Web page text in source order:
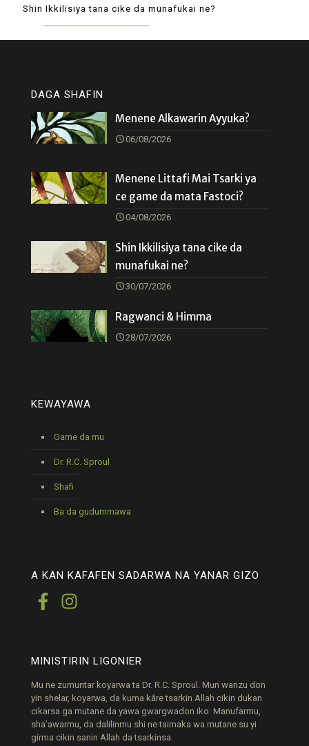
Shin Ikkilisiya tana cike da munafukai ne?
DAGA SHAFIN
Menene Alkawarin Ayyuka?
06/08/2026
Menene Littafi Mai Tsarki ya
ce game da mata Fastoci?
04/08/2026
Shin Ikkilisiya tana cike da
munafukai ne?
30/07/2026
Ragwanci & Himma
28/07/2026
KEWAYAWA
Game da mu
Dr. R.C. Sproul
Shafi
Ba da gudummawa
A KAN KAFAFEN SADARWA NA YANAR GIZO
MINISTIRIN LIGONIER
Mu ne zumuntar koyarwa ta Dr. R.C. Sproul. Mun wanzu don
yin shelar, koyarwa, da kuma kāre tsarkin Allah cikin dukan
cikarsa ga mutane da yawa gwargwadon iko. Manufarmu,
sha’awarmu, da dalilinmu shi ne taimaka wa mutane su yi
girma cikin sanin Allah da tsarkinsa.